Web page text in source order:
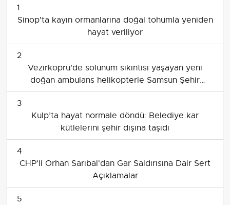
1
Sinop'ta kayın ormanlarına doğal tohumla yeniden
hayat veriliyor
2
Vezirköprü'de solunum sıkıntısı yaşayan yeni
doğan ambulans helikopterle Samsun Şehir
Hastanesi'ne sevk edildi
3
Kulp’ta hayat normale döndü: Belediye kar
kütlelerini şehir dışına taşıdı
4
CHP'li Orhan Sarıbal'dan Gar Saldırısına Dair Sert
Açıklamalar
5